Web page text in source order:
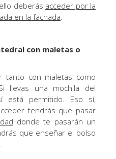
deberás acceder por la
en la fachada.
con maletas o
tanto con maletas como
llevas una mochila del
está permitido. Eso sí,
tendrás que pasar
donde te pasarán un
que enseñar el bolso